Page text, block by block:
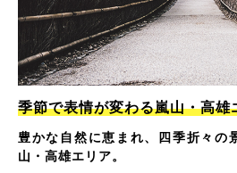
季節で表情が変わる嵐山・高雄
豊かな自然に恵まれ、四季折々の
山・高雄エリア。